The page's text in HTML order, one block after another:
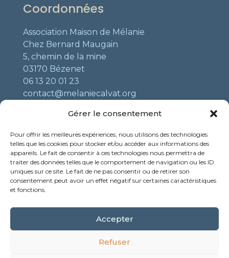
Gérer le consentement
Pour offrir les meilleures expériences, nous utilisons des technologies
telles que les cookies pour stocker et/ou accéder aux informations des
appareils. Le fait de consentir à ces technologies nous permettra de
traiter des données telles que le comportement de navigation ou les ID
uniques sur ce site. Le fait de ne pas consentir ou de retirer son
consentement peut avoir un effet négatif sur certaines caractéristiques
et fonctions.
Accepter
Refuser
Coordonnées
Association Maison de Mélanie
Chez Bernard Maugain
5, chemin de la mine
03170 Bézenet
06 13 20 01 23
contact@melaniecalvat.org
Mentions légales
Contact
Boutique
Sanctuaire Notre Dame de la Salette
Ville de Corps
© 2026 - Tous droits réservés